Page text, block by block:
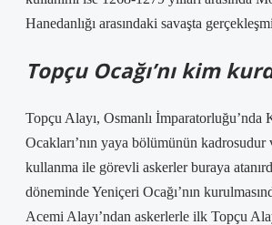
Hanedanlığı arasındaki savaşta
Topçu Ocağı’nı kim
Topçu Alayı, Osmanlı İmparatorluğu’nda
Ocakları’nın yaya bölümünün kadrosudur
kullanma ile görevli askerler buraya
döneminde Yeniçeri Ocağı’nın
Acemi Alayı’ndan askerlerle ilk Topçu